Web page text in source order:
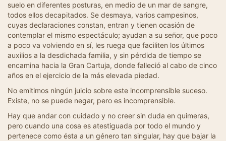
suelo en diferentes posturas, en medio de un mar de sangre,
todos ellos decapitados. Se desmaya, varios campesinos,
cuyas declaraciones constan, entran y tienen ocasión de
contemplar el mismo espectáculo; ayudan a su señor, que poco
a poco va volviendo en sí, les ruega que faciliten los últimos
auxilios a la desdichada familia, y sin pérdida de tiempo se
encamina hacia la Gran Cartuja, donde falleció al cabo de cinco
años en el ejercicio de la más elevada piedad.
No emitimos ningún juicio sobre este incomprensible suceso.
Existe, no se puede negar, pero es incomprensible.
Hay que andar con cuidado y no creer sin duda en quimeras,
pero cuando una cosa es atestiguada por todo el mundo y
pertenece como ésta a un género tan singular, hay que bajar la